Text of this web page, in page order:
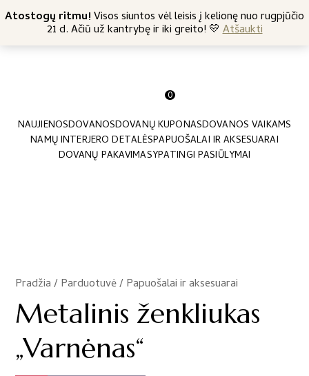
Atostogų ritmu!Visos siuntos vėl leisis į kelionę nuo rugpjūčio
21 d. Ačiū už kantrybę ir iki greito! 💛Atšaukti
Nemokamas siuntimas nuo 45 Eur +370 682 57369
0
NAUJIENOSDOVANOSDOVANŲ KUPONASDOVANOS VAIKAMS
NAMŲ INTERJERO DETALĖSPAPUOŠALAI IR AKSESUARAI
DOVANŲ PAKAVIMASYPATINGI PASIŪLYMAI
Pradžia/Parduotuvė/Papuošalai ir aksesuarai
/
Metalinis ženkliukas
„Varnėnas“